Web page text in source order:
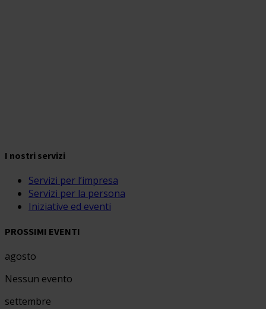
I nostri servizi
Servizi per l’impresa
Servizi per la persona
Iniziative ed eventi
PROSSIMI EVENTI
agosto
Nessun evento
settembre